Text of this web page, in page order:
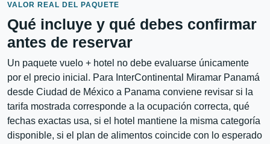
VALOR REAL DEL PAQUETE
Qué incluye y qué debes confirmar
antes de reservar
Un paquete vuelo + hotel no debe evaluarse únicamente
por el precio inicial. Para InterContinental Miramar Panamá
desde Ciudad de México a Panama conviene revisar si la
tarifa mostrada corresponde a la ocupación correcta, qué
fechas exactas usa, si el hotel mantiene la misma categoría
disponible, si el plan de alimentos coincide con lo esperado